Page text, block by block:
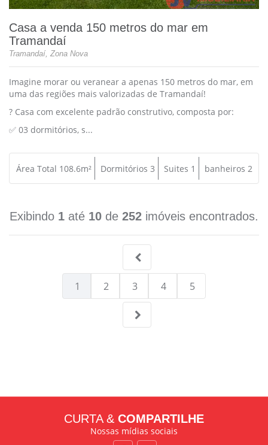
Casa a venda 150 metros do mar em
Tramandaí
Tramandaí, Zona Nova
Imagine morar ou veranear a apenas 150 metros do mar, em
uma das regiões mais valorizadas de Tramandaí!
? Casa com excelente padrão construtivo, composta por:
✅ 03 dormitórios, s...
Área Total 108.6m² Dormitórios 3 Suites 1 banheiros 2
Exibindo 1 até 10 de 252 imóveis encontrados.
1 2 3 4 5
CURTA & COMPARTILHE
Nossas mídias sociais